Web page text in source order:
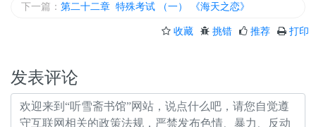
下一篇： 第二十二章 特殊考试 （一） 《海天之恋》
收藏 挑错 推荐 打印
发表评论